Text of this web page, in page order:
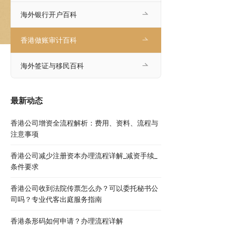
海外银行开户百科
香港做账审计百科
海外签证与移民百科
最新动态
香港公司增资全流程解析：费用、资料、流程与
注意事项
香港公司减少注册资本办理流程详解_减资手续_
条件要求
香港公司收到法院传票怎么办？可以委托秘书公
司吗？专业代客出庭服务指南
香港条形码如何申请？办理流程详解